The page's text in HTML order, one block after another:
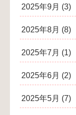
2025年9月 (3)
2025年8月 (8)
2025年7月 (1)
2025年6月 (2)
2025年5月 (7)